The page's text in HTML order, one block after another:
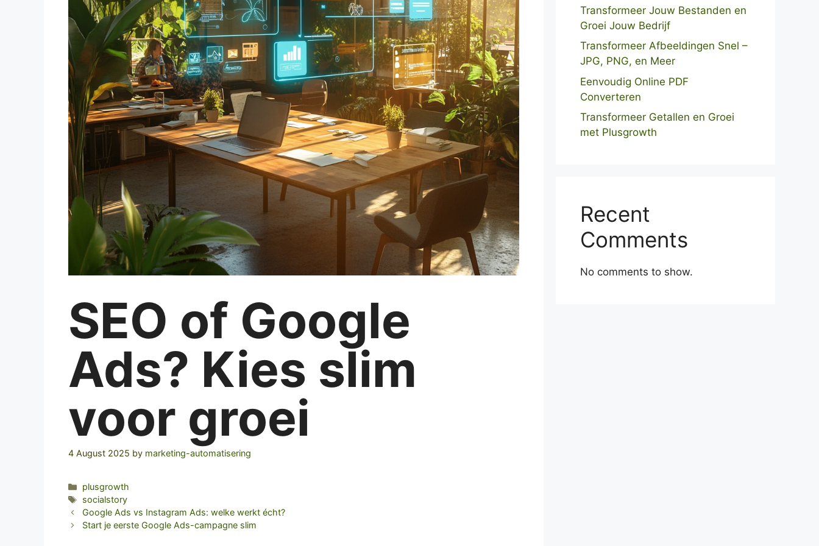
SEO of Google
Ads? Kies slim
voor groei
4 August 2025 by marketing-automatisering
Categories
plusgrowth
Tags
socialstory
Google Ads vs Instagram Ads: welke werkt écht?
Start je eerste Google Ads-campagne slim
Transformeer Jouw Bestanden en
Groei Jouw Bedrijf
Transformeer Afbeeldingen Snel –
JPG, PNG, en Meer
Eenvoudig Online PDF
Converteren
Transformeer Getallen en Groei
met Plusgrowth
Recent
Comments
No comments to show.